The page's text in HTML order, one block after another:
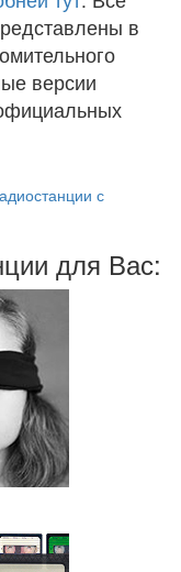
в
версии
с
для Вас: